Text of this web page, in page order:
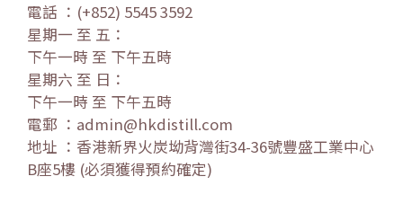
電話 ：(+852) 5545 3592
星期一 至 五：
下午一時 至 下午五時
星期六 至 日：
下午一時 至 下午五時
電郵 ：admin@hkdistill.com
地址 ：香港新界火炭坳背灣街34-36號豐盛工業中心
B座5樓 (必須獲得預約確定)